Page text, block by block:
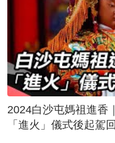
2024白沙屯媽祖進香
「進火」儀式後起駕